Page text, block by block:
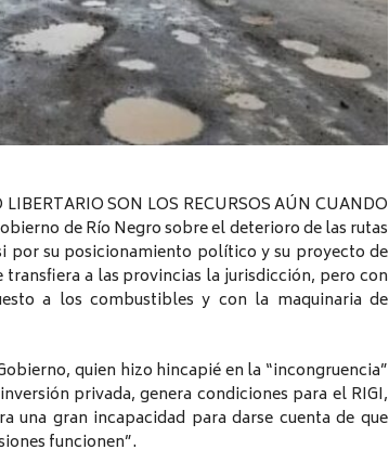
SON LOS RECURSOS AÚN CUANDO
de Río Negro sobre el deterioro de las rutas
por su posicionamiento político y su proyecto de
a las provincias la jurisdicción, pero con
a los combustibles y con la maquinaria de
quien hizo hincapié en la “incongruencia”
privada, genera condiciones para el RIGI,
una gran incapacidad para darse cuenta de que
funcionen”.